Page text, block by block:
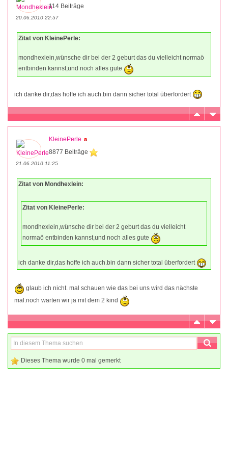
114 Beiträge
20.06.2010 22:57
Zitat von KleinePerle:
mondhexlein,wünsche dir bei der 2 geburt das du vielleicht normaö
entbinden kannst,und noch alles gute
ich danke dir,das hoffe ich auch.bin dann sicher total überfordert
KleinePerle
8877 Beiträge
21.06.2010 11:25
Zitat von Mondhexlein:
Zitat von KleinePerle:
mondhexlein,wünsche dir bei der 2 geburt das du vielleicht
normaö entbinden kannst,und noch alles gute
ich danke dir,das hoffe ich auch.bin dann sicher total überfordert
glaub ich nicht. mal schauen wie das bei uns wird das nächste
mal.noch warten wir ja mit dem 2 kind
Dieses Thema wurde 0 mal gemerkt